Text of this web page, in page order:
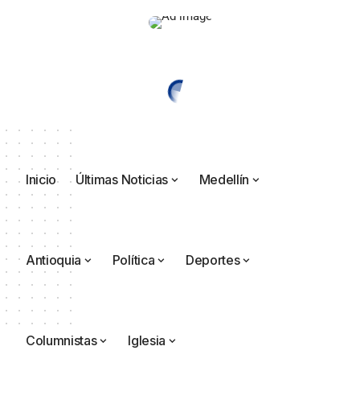
Inicio Últimas Noticias Medellín
Antioquia Política Deportes
Columnistas Iglesia